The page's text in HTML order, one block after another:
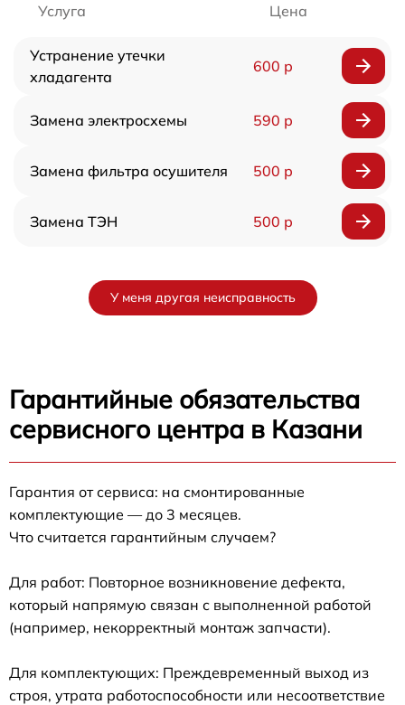
Услуга Цена
Устранение утечки
хладагента
600 р
Замена электросхемы 590 р
Замена фильтра осушителя 500 р
Замена ТЭН 500 р
У меня другая неисправность
Гарантийные обязательства
сервисного центра в Казани
Гарантия от сервиса: на смонтированные
комплектующие — до 3 месяцев.
Что считается гарантийным случаем?
Для работ: Повторное возникновение дефекта,
который напрямую связан с выполненной работой
(например, некорректный монтаж запчасти).
Для комплектующих: Преждевременный выход из
строя, утрата работоспособности или несоответствие